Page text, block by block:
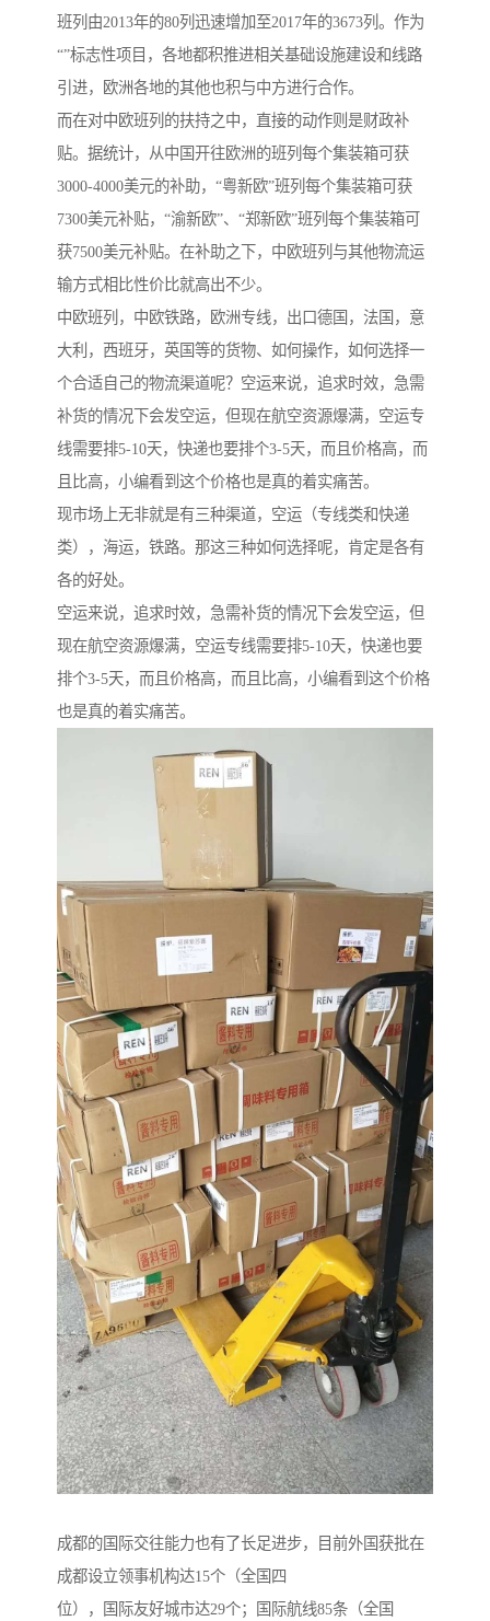
班列由2013年的80列迅速增加至2017年的3673列。作为
“”标志性项目，各地都积推进相关基础设施建设和线路
引进，欧洲各地的其他也积与中方进行合作。
而在对中欧班列的扶持之中，直接的动作则是财政补
贴。据统计，从中国开往欧洲的班列每个集装箱可获
3000-4000美元的补助，“粤新欧”班列每个集装箱可获
7300美元补贴，“渝新欧”、“郑新欧”班列每个集装箱可
获7500美元补贴。在补助之下，中欧班列与其他物流运
输方式相比性价比就高出不少。
中欧班列，中欧铁路，欧洲专线，出口德国，法国，意
大利，西班牙，英国等的货物、如何操作，如何选择一
个合适自己的物流渠道呢？空运来说，追求时效，急需
补货的情况下会发空运，但现在航空资源爆满，空运专
线需要排5-10天，快递也要排个3-5天，而且价格高，而
且比高，小编看到这个价格也是真的着实痛苦。
现市场上无非就是有三种渠道，空运（专线类和快递
类），海运，铁路。那这三种如何选择呢，肯定是各有
各的好处。
空运来说，追求时效，急需补货的情况下会发空运，但
现在航空资源爆满，空运专线需要排5-10天，快递也要
排个3-5天，而且价格高，而且比高，小编看到这个价格
也是真的着实痛苦。
成都的国际交往能力也有了长足进步，目前外国获批在
成都设立领事机构达15个（全国四
位），国际友好城市达29个；国际航线85条（全国